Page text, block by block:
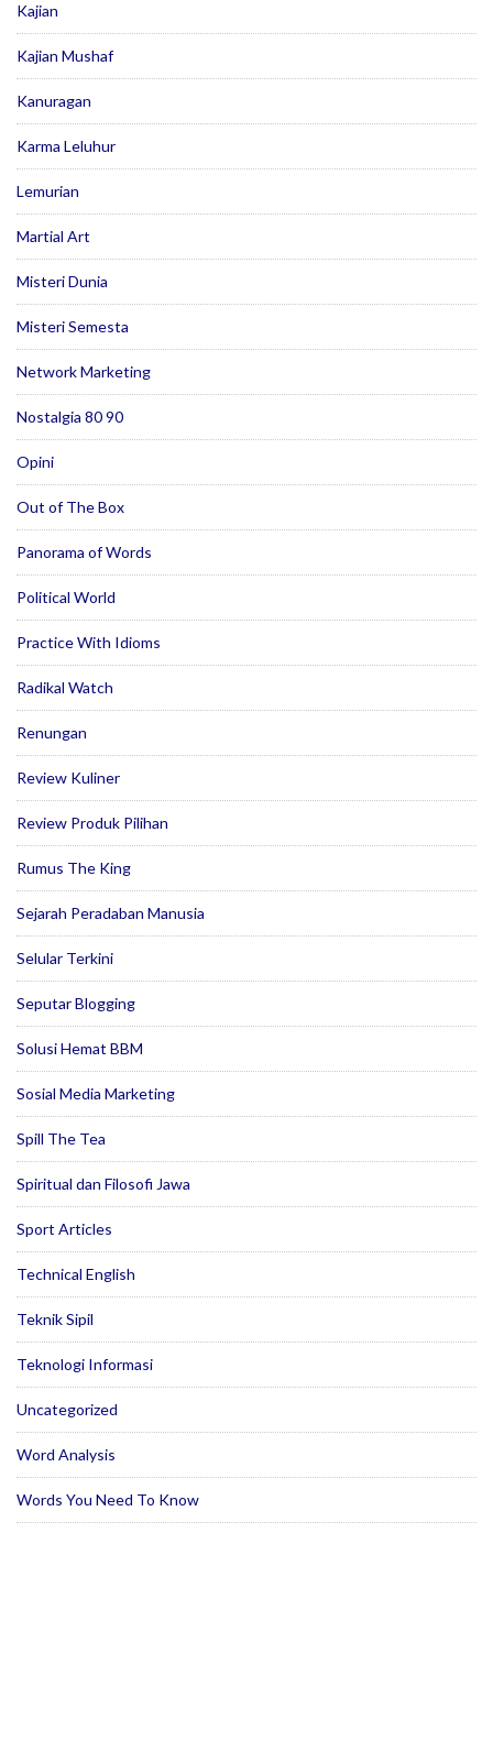
Kajian
Kajian Mushaf
Kanuragan
Karma Leluhur
Lemurian
Martial Art
Misteri Dunia
Misteri Semesta
Network Marketing
Nostalgia 80 90
Opini
Out of The Box
Panorama of Words
Political World
Practice With Idioms
Radikal Watch
Renungan
Review Kuliner
Review Produk Pilihan
Rumus The King
Sejarah Peradaban Manusia
Selular Terkini
Seputar Blogging
Solusi Hemat BBM
Sosial Media Marketing
Spill The Tea
Spiritual dan Filosofi Jawa
Sport Articles
Technical English
Teknik Sipil
Teknologi Informasi
Uncategorized
Word Analysis
Words You Need To Know